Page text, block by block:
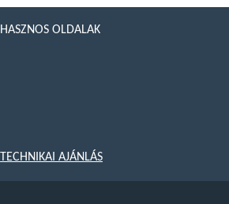
HASZNOS OLDALAK
TECHNIKAI AJÁNLÁS